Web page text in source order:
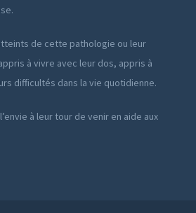
de cette pathologie ou leur
à vivre avec leur dos, appris à
difficultés dans la vie quotidienne.
à leur tour de venir en aide aux